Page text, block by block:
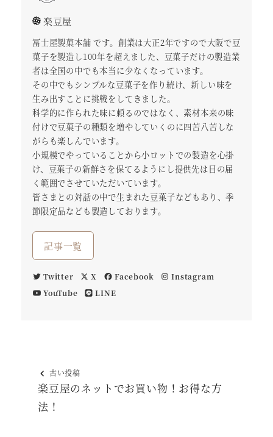
楽豆屋
冨士屋製菓本舗 です。創業は大正2年ですので大阪で豆
菓子を製造し100年を超えました、豆菓子だけの製造業
者は全国の中でも本当に少なくなっています。
その中でもシンプルな豆菓子を作り続け、新しい味を
生み出すことに挑戦をしてきました。
科学的に作られた味に頼るのではなく、素材本来の味
付けで豆菓子の種類を増やしていくのに四苦八苦しな
がらも楽しんでいます。
小規模でやっていることから小ロットでの製造を心掛
け、豆菓子の新鮮さを保てるようにし提供先は目の届
く範囲でさせていただいています。
皆さまとの対話の中で生まれた豆菓子などもあり、季
節限定品なども製造しております。
記事一覧
Twitter X Facebook
Instagram
YouTube
LINE
古い投稿
楽豆屋のネットでお買い物！お得な方
法！